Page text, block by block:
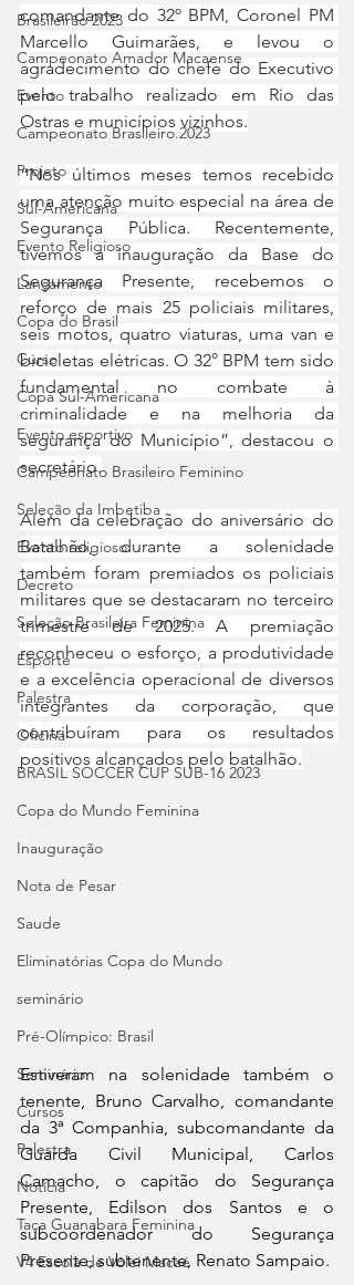
Brasileirão 2023
Campeonato Amador Macaense
Evento
Campeonato Brasileiro.2023
Projeto
Sul-Americana
Evento Religioso
Lançamento
Copa do Brasil
Curso
Copa Sul-Americana
Evento esportivo
Campeonato Brasileiro Feminino
Seleção da Imbetiba
Evento religioso
Decreto
Seleção Brasileira Feminina
Esporte
Palestra
Oficina
BRASIL SOCCER CUP SUB-16 2023
Copa do Mundo Feminina
Inauguração
Nota de Pesar
Saude
Eliminatórias Copa do Mundo
seminário
Pré-Olímpico: Brasil
Seminário
Cursos
Palestra
Notícia
Taça Guanabara Feminina
V4 Escola de Vôlei Macaé
comandante do 32º BPM, Coronel PM
Marcello Guimarães, e levou o
agradecimento do chefe do Executivo
pelo trabalho realizado em Rio das
Ostras e municípios vizinhos.
“Nos últimos meses temos recebido
uma atenção muito especial na área de
Segurança Pública. Recentemente,
tivemos a inauguração da Base do
Segurança Presente, recebemos o
reforço de mais 25 policiais militares,
seis motos, quatro viaturas, uma van e
bicicletas elétricas. O 32° BPM tem sido
fundamental no combate à
criminalidade e na melhoria da
segurança do Município”, destacou o
secretário.
Além da celebração do aniversário do
Batalhão, durante a solenidade
também foram premiados os policiais
militares que se destacaram no terceiro
trimestre de 2025. A premiação
reconheceu o esforço, a produtividade
e a excelência operacional de diversos
integrantes da corporação, que
contribuíram para os resultados
positivos alcançados pelo batalhão.
Estiveram na solenidade também o
tenente, Bruno Carvalho, comandante
da 3ª Companhia, subcomandante da
Guarda Civil Municipal, Carlos
Camacho, o capitão do Segurança
Presente, Edilson dos Santos e o
subcoordenador do Segurança
Presente, subtenente, Renato Sampaio.